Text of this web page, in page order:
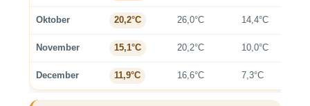
Oktober 20,2°C 26,0°C 14,4°C
November 15,1°C 20,2°C 10,0°C
December 11,9°C 16,6°C 7,3°C